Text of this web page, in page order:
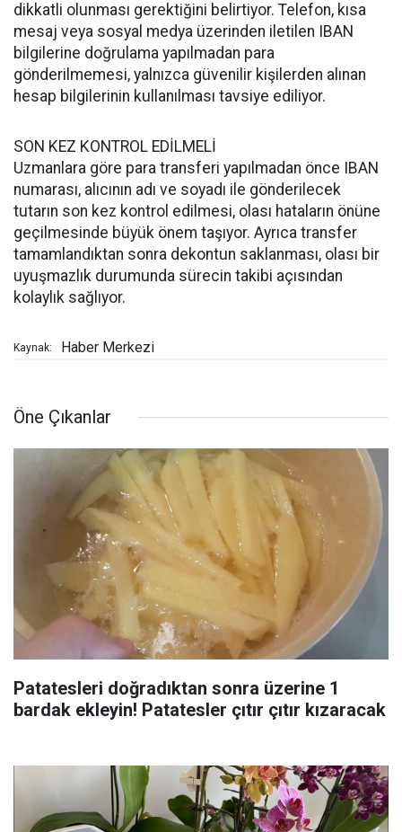
dikkatli olunması gerektiğini belirtiyor. Telefon, kısa
mesaj veya sosyal medya üzerinden iletilen IBAN
bilgilerine doğrulama yapılmadan para
gönderilmemesi, yalnızca güvenilir kişilerden alınan
hesap bilgilerinin kullanılması tavsiye ediliyor.
SON KEZ KONTROL EDİLMELİ
Uzmanlara göre para transferi yapılmadan önce IBAN
numarası, alıcının adı ve soyadı ile gönderilecek
tutarın son kez kontrol edilmesi, olası hataların önüne
geçilmesinde büyük önem taşıyor. Ayrıca transfer
tamamlandıktan sonra dekontun saklanması, olası bir
uyuşmazlık durumunda sürecin takibi açısından
kolaylık sağlıyor.
Kaynak: Haber Merkezi
Öne Çıkanlar
Patatesleri doğradıktan sonra üzerine 1
bardak ekleyin! Patatesler çıtır çıtır kızaracak